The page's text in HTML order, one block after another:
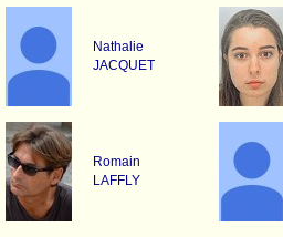
Nathalie
JACQUET
Romain
LAFFLY